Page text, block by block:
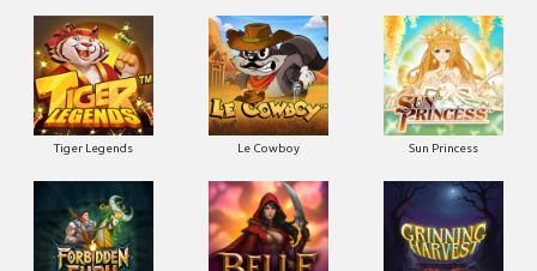
Tiger Legends Le Cowboy Sun Princess